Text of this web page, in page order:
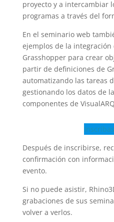
proyecto y a intercambiar
programas a través del
En el seminario web
ejemplos de la integración
Grasshopper para crear
partir de definiciones de
automatizando las tareas
gestionando los datos de
componentes de
Después de inscribirse,
confirmación con
evento.
Si no puede asistir,
grabaciones de sus
volver a verlos.